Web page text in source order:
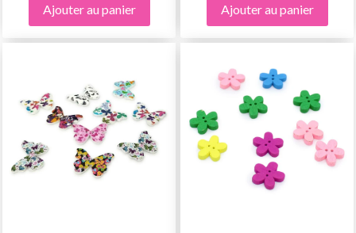
Ajouter au panier Ajouter au panier